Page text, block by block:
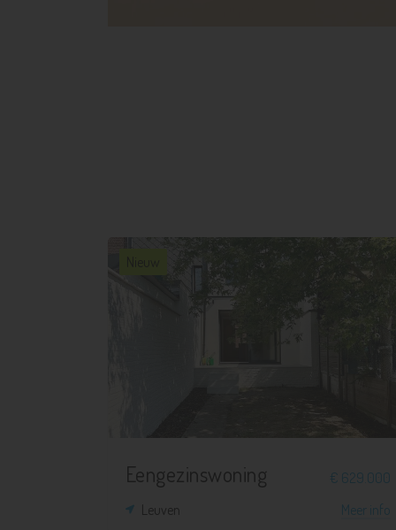
Eengezinswoning
€ 629.000
Leuven
Meer info